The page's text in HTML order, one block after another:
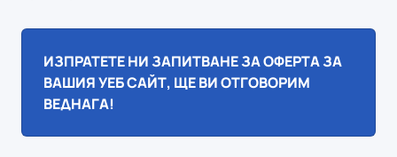
ИЗПРАТЕТЕ НИ ЗАПИТВАНЕ ЗА ОФЕРТА ЗА
ВАШИЯ УЕБ САЙТ, ЩЕ ВИ ОТГОВОРИМ
ВЕДНАГА!